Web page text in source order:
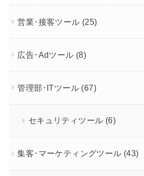
営業･接客ツール (25)
広告･Adツール (8)
管理部･ITツール (67)
セキュリティツール (6)
集客･マーケティングツール (43)